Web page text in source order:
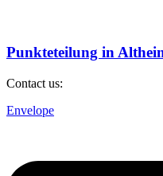
Punkteteilung in
Contact us:
Envelope